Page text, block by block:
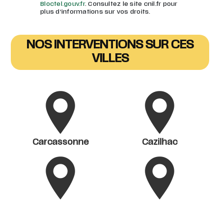
Bloctel.gouv.fr. Consultez le site cnil.fr pour
plus d’informations sur vos droits.
NOS INTERVENTIONS SUR CES
VILLES
Carcassonne Cazilhac